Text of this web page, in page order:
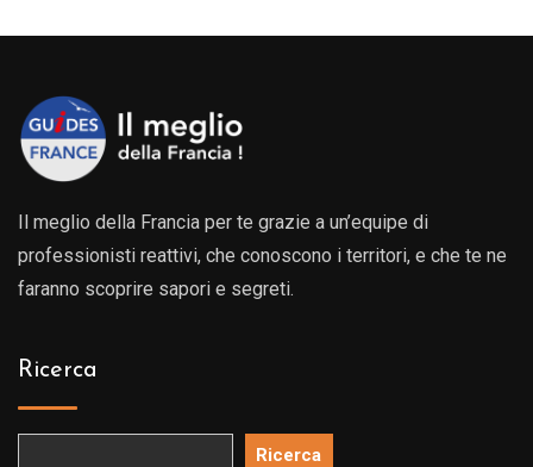
Il meglio della Francia per te grazie a un’equipe di
professionisti reattivi, che conoscono i territori, e che te ne
faranno scoprire sapori e segreti.
Ricerca
Ricerca